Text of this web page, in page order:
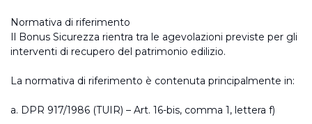
Normativa di riferimento
Il Bonus Sicurezza rientra tra le agevolazioni previste per gli
interventi di recupero del patrimonio edilizio.
La normativa di riferimento è contenuta principalmente in:
a. DPR 917/1986 (TUIR) – Art. 16-bis, comma 1, lettera f)